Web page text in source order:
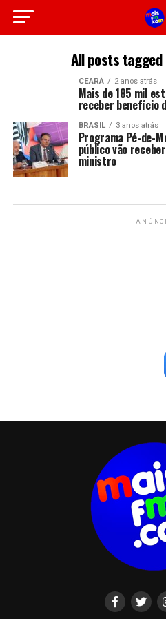
All posts tagged
CEARÁ 2 anos atrás
Mais de 185 mil
receber benefício
BRASIL 3 anos atrás
Programa Pé-de-
público vão
ministro